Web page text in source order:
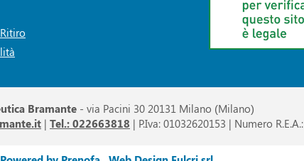
Bramante - via Pacini 30 20131 Milano (Milano)
| Tel.: 022663818 | P.Iva: 01032620153 | Numero R.E.A.: